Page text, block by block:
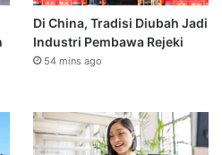
Di China, Tradisi Diubah Jadi
Industri Pembawa Rejeki
54 mins ago